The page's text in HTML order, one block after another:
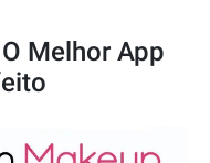
Melhor App